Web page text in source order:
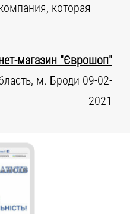
которая
магазин "Єврошоп"
м. Броди 09-02-
2021